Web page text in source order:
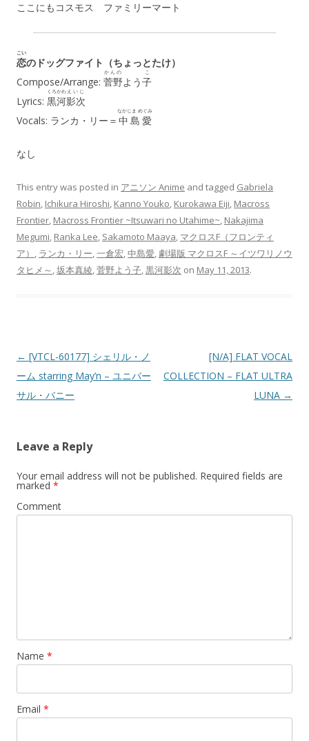
ここにもコスモス ファミリーマート
恋
こい
のドッグファイト（ちょっとたけ）
Compose/Arrange: 菅野
かんの
よう子
こ
Lyrics: 黒河
くろかわ
影次
えいじ
Vocals: ランカ・リー＝ 中島愛
なかじま めぐみ
なし
This entry was posted in アニソン Anime and tagged Gabriela
Robin, Ichikura Hiroshi, Kanno Youko, Kurokawa Eiji, Macross
Frontier, Macross Frontier ~Itsuwari no Utahime~, Nakajima
Megumi, Ranka Lee, Sakamoto Maaya, マクロスF（フロンティ
ア） , ランカ・リー,一倉宏,中島愛, 劇場版 マクロスF ～イツワリノウ
タヒメ～ ,坂本真綾,菅野よう子,黒河影次 on May 11, 2013.
Post navigation
← [VTCL-60177] シェリル・ノ
ーム starring May’n – ユニバー
サル・バニー
[N/A] FLAT VOCAL
COLLECTION – FLAT ULTRA
LUNA →
Leave a Reply
Your email address will not be published. Required fields are
marked *
Comment
Name *
Email *